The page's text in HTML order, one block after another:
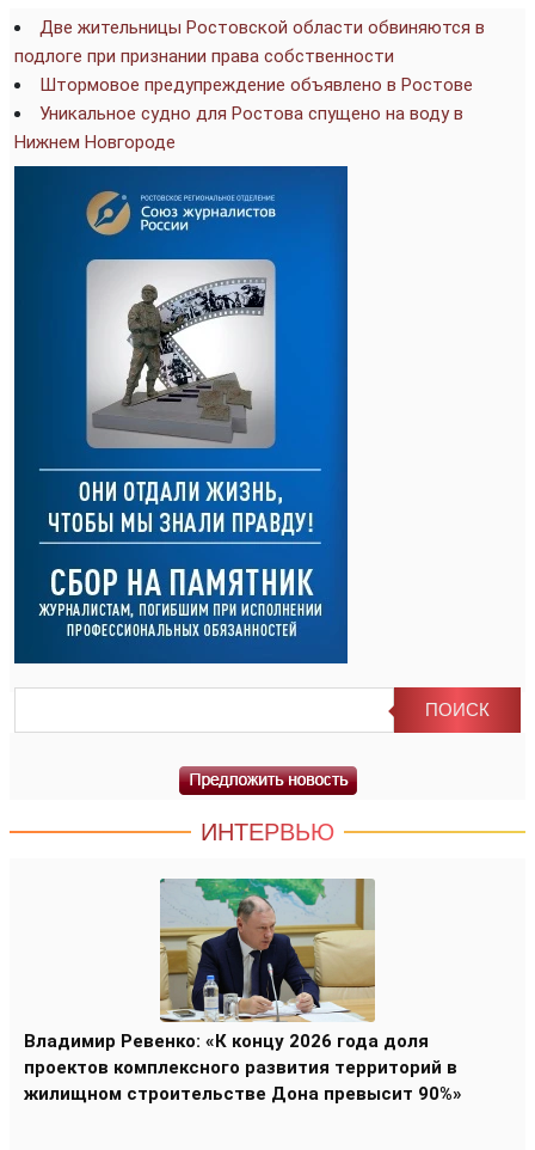
Две жительницы Ростовской области обвиняются в
подлоге при признании права собственности
Штормовое предупреждение объявлено в Ростове
Уникальное судно для Ростова спущено на воду в
Нижнем Новгороде
ИНТЕРВЬЮ
Владимир Ревенко: «К концу 2026 года доля
проектов комплексного развития территорий в
жилищном строительстве Дона превысит 90%»